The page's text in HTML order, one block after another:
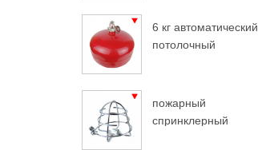
6 кг автоматический
потолочный
пожарный
спринклерный